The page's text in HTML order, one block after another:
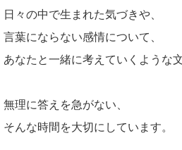
日々の中で生まれた気づきや、
言葉にならない感情について、
あなたと一緒に考えていくような
無理に答えを急がない、
そんな時間を大切にしています。